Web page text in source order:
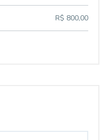
R$ 800,00